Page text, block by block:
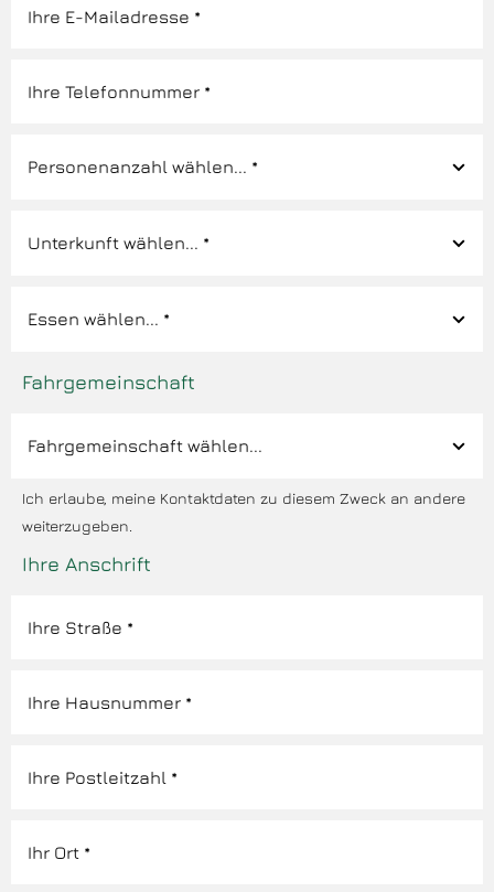
Fahrgemeinschaft
Ich erlaube, meine Kontaktdaten zu diesem Zweck an andere
weiterzugeben.
Ihre Anschrift